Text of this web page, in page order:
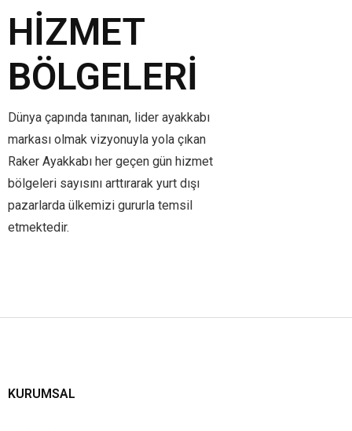
HIZMET
BÖLGELERI
Dünya çapında tanınan, lider ayakkabı
markası olmak vizyonuyla yola çıkan
Raker Ayakkabı her geçen gün hizmet
bölgeleri sayısını arttırarak yurt dışı
pazarlarda ülkemizi gururla temsil
etmektedir.
KURUMSAL